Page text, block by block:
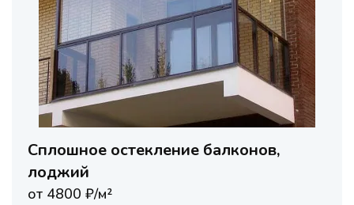
Сплошное остекление балконов,
лоджий
от 4800 ₽/м²